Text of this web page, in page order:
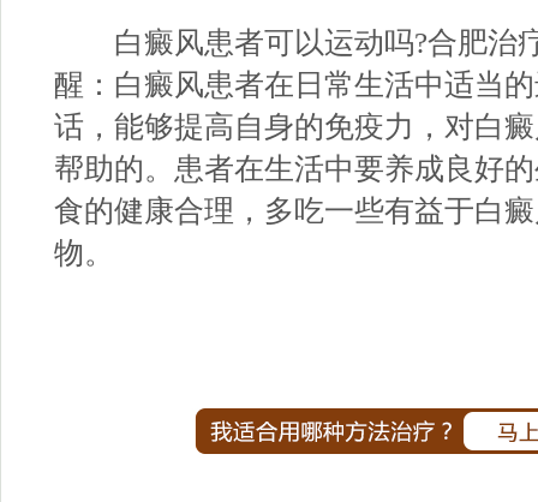
白癜风患者可以运动吗?合肥治
醒：白癜风患者在日常生活中适当
话，能够提高自身的免疫力，对白
帮助的。患者在生活中要养成良好
食的健康合理，多吃一些有益于白
物。